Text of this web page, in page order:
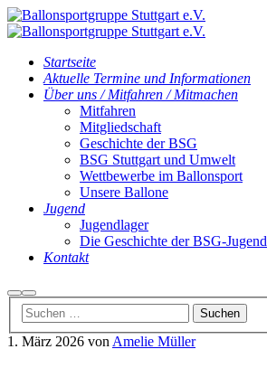
Startseite
Aktuelle Termine und Informationen
Über uns / Mitfahren / Mitmachen
Mitfahren
Mitgliedschaft
Geschichte der BSG
BSG Stuttgart und Umwelt
Wettbewerbe im Ballonsport
Unsere Ballone
Jugend
Jugendlager
Die Geschichte der BSG-Jugend
Kontakt
Suchen
Hauptmenü
1. März 2026 von Amelie Müller